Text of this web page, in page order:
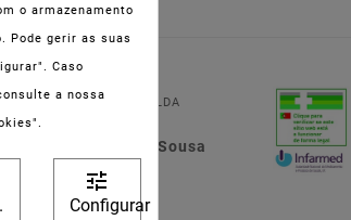
NIPC:515 801 216
FARMAOLI, Soc. Unip. LDA
Técnica: Lígia de Sousa
Teixeira
o armazenamento
Pode gerir as suas
Caso
a nossa
tune
Configurar